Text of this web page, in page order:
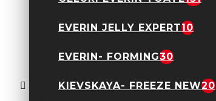
EVERIN JELLY EXPERT10
EVERIN- FORMING30
KIEVSKAYA- FREEZE NEW20
EVERIN 10ML